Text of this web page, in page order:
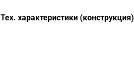
Тех. характеристики (конструкция)